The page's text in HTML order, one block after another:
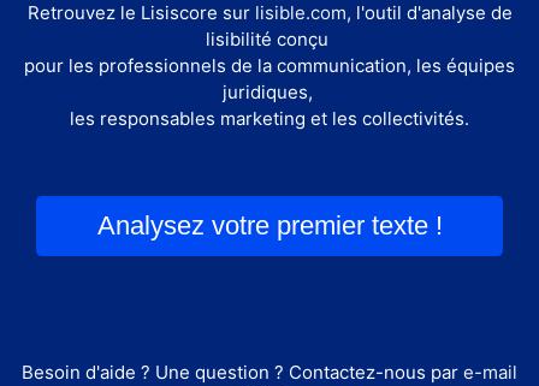
Retrouvez le Lisiscore sur lisible.com, l'outil d'analyse de
lisibilité conçu
pour les professionnels de la communication, les équipes
juridiques,
les responsables marketing et les collectivités.
Analysez votre premier texte !
Besoin d'aide ? Une question ? Contactez-nous par e-mail